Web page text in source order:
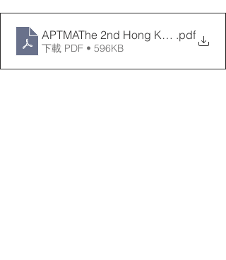
APTMAThe 2nd Hong Kong.pdf
下載 PDF • 596KB